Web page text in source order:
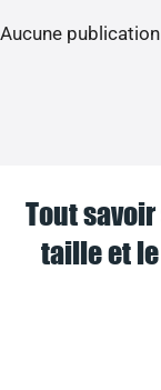
Aucune
Tout savoir
taille et